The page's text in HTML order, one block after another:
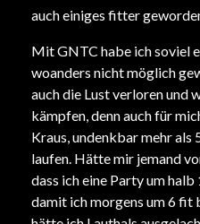
auch einiges fitter
Mit GNTC habe ich soviel
woanders nicht möglich
auch die Lust verloren und
kämpfen, denn auch für
Kraus, undenkbar mehr als
laufen. Hätte mir jemand
dass ich eine Party um halb
damit ich morgens um 6 fit